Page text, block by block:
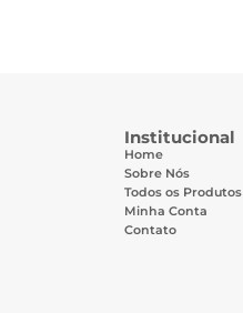
Institucional
Home
Sobre Nós
Todos os Produtos
Minha Conta
Contato